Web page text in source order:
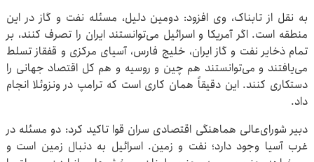
به نقل از تابناک، وی افزود: دومین دلیل، مسئله نفت و گاز در این
منطقه است. اگر آمریکا و اسرائیل می‌توانستند ایران را تصرف کنند، بر
تمام ذخایر نفت و گاز ایران، خلیج فارس، آسیای مرکزی و قفقاز تسلط
می‌یافتند و می‌توانستند هم چین و روسیه و هم کل اقتصاد جهانی را
دستکاری کنند. این دقیقاً همان کاری است که ترامپ در ونزوئلا انجام
داد.
دبیر شورای‌عالی هماهنگی اقتصادی سران قوا تاکید کرد: دو مسئله در
غرب آسیا وجود دارد؛ نفت و زمین. اسرائیل به دنبال زمین است و